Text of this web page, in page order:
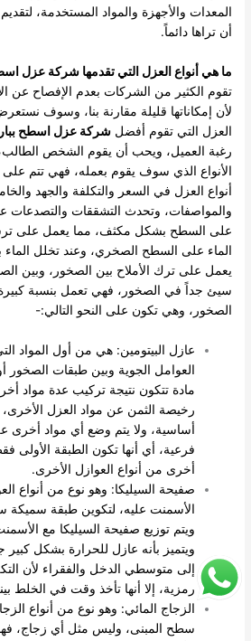
المعدات والأجهزة والمواد المستخدمة،
أن تراها دائماً.
ما هي أنواع العزل التي تقدمها شركة عزل
تقوم الكثير من الشركات بعدم الإفصاح عن
لأن إمكاناتها قليلة مقارنة بنا، وسوف
العزل التي تقوم أفضلشركة عزل اسطح
رغبة العميل، ويحب أن يقوم الشخص
الأنواع الذي سوف يقوم بعمله، فهي تتم
أنواع العزل في السعر والتكلفة والجهد
والمواصفات، وتحدث التشققات والتصدعات
على السطح بشكل مكثف، مما يعمل على
الماء على السطح الصخري، وعند تخلل
يعمل على ترك الأملاح بين الصخور، وبين
سيئ جداً في الصخور، فهي تعمل بنسبة
الصخور، وهي تكون على النحو التالي:-
عازل البيتومين: هي من أول المواد
العوامل الجوية وبين طبقات الصخور
مادة تتكون نتيجة تركيب عدة مواد
رخيصة الثمن عن مواد العزل
أساسية، ولا يتم وضع أي مواد أخرى
فرعية، أي أنها تكون الطبقة الأولى
أخرى من أنواع العوازل الأخرى.
صفيحة السيليكا: وهو نوع من أنواع
الأسمنت عليه، لتكوين طبقة سميكة
ويتم توزيع صفيحة السيليكا مع
ويتميز بأنه عازل للحرارة بشكل كبير
إلى متوسطي الدخل والفقراء لأن
رمزية، إلا أنها تأخذ وقت في الخلط
الزجاج المائي: وهو نوع من أنواع
سطح المبنى، وليس مثل أي زجاج،